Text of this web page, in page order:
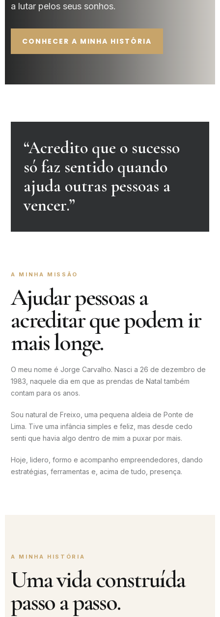
a lutar pelos seus sonhos.
CONHECER A MINHA HISTÓRIA
“Acredito que o sucesso
só faz sentido quando
ajuda outras pessoas a
vencer.”
A MINHA MISSÃO
Ajudar pessoas a
acreditar que podem ir
mais longe.
O meu nome é Jorge Carvalho. Nasci a 26 de dezembro de
1983, naquele dia em que as prendas de Natal também
contam para os anos.
Sou natural de Freixo, uma pequena aldeia de Ponte de
Lima. Tive uma infância simples e feliz, mas desde cedo
senti que havia algo dentro de mim a puxar por mais.
Hoje, lidero, formo e acompanho empreendedores, dando
estratégias, ferramentas e, acima de tudo, presença.
A MINHA HISTÓRIA
Uma vida construída
passo a passo.